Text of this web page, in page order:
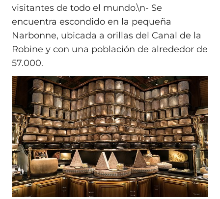
visitantes de todo el mundo.\n- Se
encuentra escondido en la pequeña
Narbonne, ubicada a orillas del Canal de la
Robine y con una población de alrededor de
57.000.